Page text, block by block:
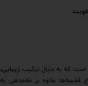
است که به دنبال ترکیب زیبایی،
قفسه‌ها علاوه بر نظم‌دهی به